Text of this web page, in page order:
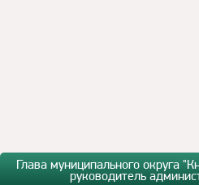
Глава муниципального округа
руководитель